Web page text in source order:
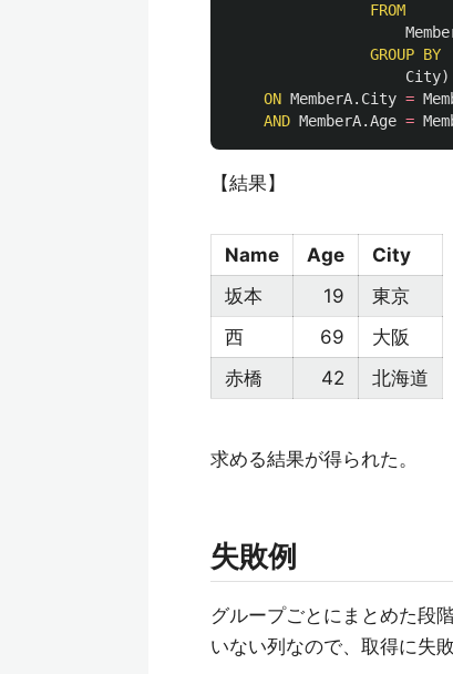
FROM
GROUP BY
City)
ON MemberA. City =
AND MemberA.Age =
【結果】
Name Age
City
坂本
19
東京
西
69
大阪
赤橋
42 北海道
求める結果が得られた。
失敗例
グループごとにまとめた段
いない列なので、取得に失敗